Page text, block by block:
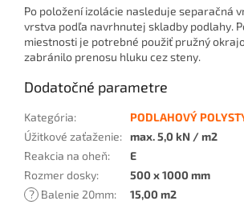
Po položení izolácie nasleduje separačná
vrstva podľa navrhnutej skladby podlahy.
miestnosti je potrebné použiť pružný
zabránilo prenosu hluku cez steny.
Dodatočné parametre
Kategória:
PODLAHOVÝ
Úžitkové zaťaženie: max. 5,0 kN / m2
Reakcia na oheň:
E
Rozmer dosky:
500 x 1000 mm
? Balenie 20mm:
15,00 m2